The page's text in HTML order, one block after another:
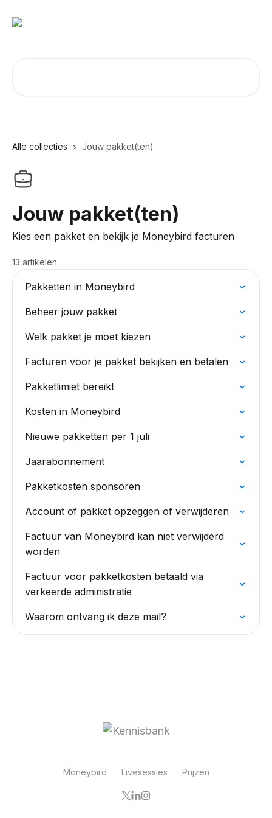
Alle collecties Jouw pakket(ten)
Jouw pakket(ten)
Kies een pakket en bekijk je Moneybird facturen
13 artikelen
Pakketten in Moneybird
Beheer jouw pakket
Welk pakket je moet kiezen
Facturen voor je pakket bekijken en betalen
Pakketlimiet bereikt
Kosten in Moneybird
Nieuwe pakketten per 1 juli
Jaarabonnement
Pakketkosten sponsoren
Account of pakket opzeggen of verwijderen
Factuur van Moneybird kan niet verwijderd
worden
Factuur voor pakketkosten betaald via
verkeerde administratie
Waarom ontvang ik deze mail?
Moneybird Livesessies Prijzen